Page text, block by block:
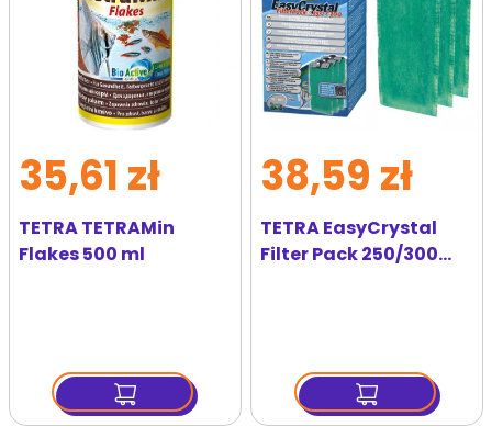
TETRA TETRAMin
Flakes 500 ml
35,61 zł
TETRA EasyCrystal
Filter Pack 250/300
38,59 zł